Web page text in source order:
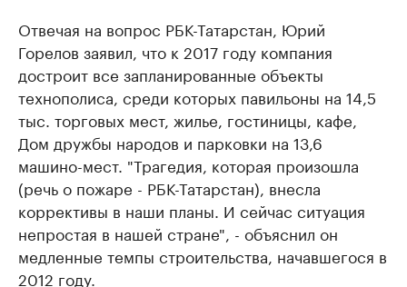
Отвечая на вопрос РБК-Татарстан, Юрий
Горелов заявил, что к 2017 году компания
достроит все запланированные объекты
технополиса, среди которых павильоны на 14,5
тыс. торговых мест, жилье, гостиницы, кафе,
Дом дружбы народов и парковки на 13,6
машино-мест. "Трагедия, которая произошла
(речь о пожаре - РБК-Татарстан), внесла
коррективы в наши планы. И сейчас ситуация
непростая в нашей стране", - объяснил он
медленные темпы строительства, начавшегося в
2012 году.